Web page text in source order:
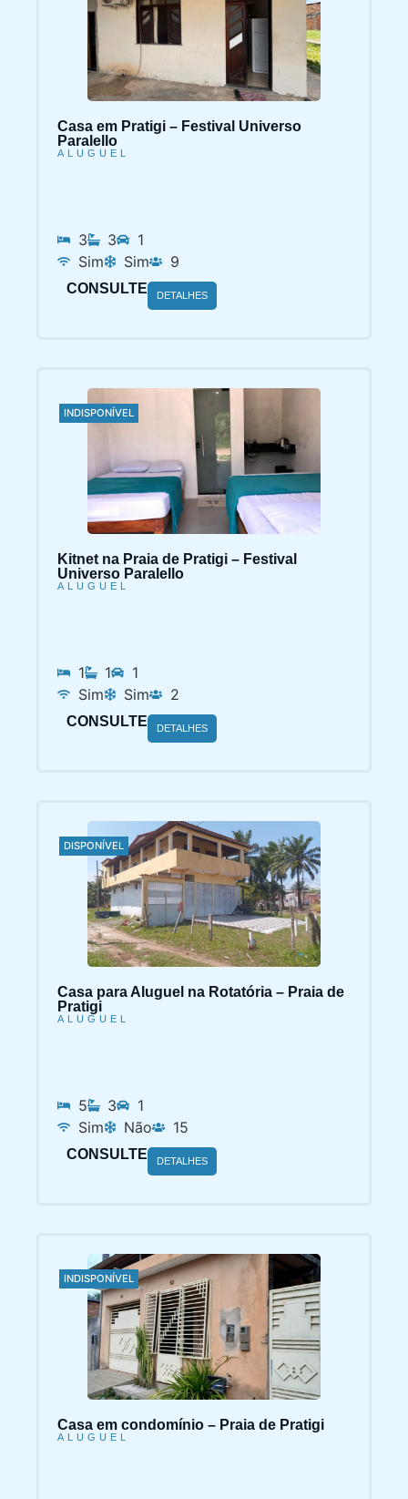
Casa em Pratigi – Festival Universo
Paralello
ALUGUEL
3 3
1
Sim
Sim 9
CONSULTE DETALHES
INDISPONÍVEL
Kitnet na Praia de Pratigi – Festival
Universo Paralello
ALUGUEL
1 1
1
Sim
Sim 2
CONSULTE DETALHES
DISPONÍVEL
Casa para Aluguel na Rotatória – Praia de
Pratigi
ALUGUEL
5 3
1
Sim
Não 15
CONSULTE DETALHES
INDISPONÍVEL
Casa em condomínio – Praia de Pratigi
ALUGUEL